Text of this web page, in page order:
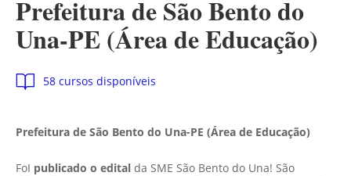
Prefeitura de São Bento do
Una-PE (Área de Educação)
58 cursos disponíveis
Prefeitura de São Bento do Una-PE (Área de Educação)
FoI publicado o edital da SME São Bento do Una! São